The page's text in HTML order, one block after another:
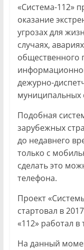
«Система-112»
оказание
угрозах для
случаях,
общественного
дежурно-
муниципальных
Подобная
зарубежных
до недавнего
только с
сделать это
телефона.
Проект
стартовал в
«112» работал
На данный